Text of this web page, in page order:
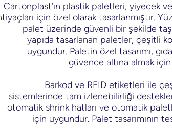
Cartonplast’ın plastik paletleri, yiyecek
için özel olarak tasarlanmıştır.
palet üzerinde güvenli bir şekilde
yapıda tasarlanan paletler, çeşitli
uygundur. Paletin özel tasarımı,
güvence altına almak
Barkod ve RFID etiketleri ile
sistemlerinde tam izlenebilirliği
otomatik shrink hatları ve otomatik
için uygundur. Palet tasarımının